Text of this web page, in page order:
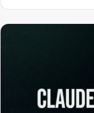
Cursor / Copilot /